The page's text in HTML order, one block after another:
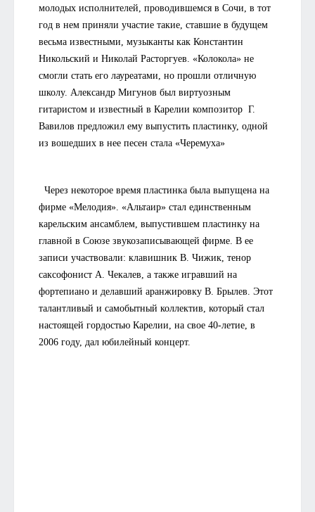
молодых исполнителей, проводившемся в Сочи, в тот
год в нем приняли участие такие, ставшие в будущем
весьма известными, музыканты как Константин
Никольский и Николай Расторгуев. «Колокола» не
смогли стать его лауреатами, но прошли отличную
школу. Александр Мигунов был виртуозным
гитаристом и известный в Карелии композитор Г.
Вавилов предложил ему выпустить пластинку, одной
из вошедших в нее песен стала «Черемуха»
Через некоторое время пластинка была выпущена на
фирме «Мелодия». «Альтаир» стал единственным
карельским ансамблем, выпустившем пластинку на
главной в Союзе звукозаписывающей фирме. В ее
записи участвовали: клавишник В. Чижик, тенор
саксофонист А. Чекалев, а также игравший на
фортепиано и делавший аранжировку В. Брылев. Этот
талантливый и самобытный коллектив, который стал
настоящей гордостью Карелии, на свое 40-летие, в
2006 году, дал юбилейный концерт.